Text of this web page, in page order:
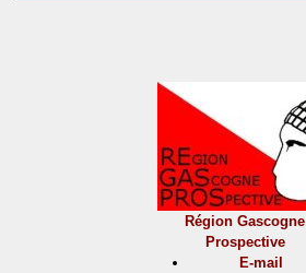
Région Gascogne
Prospective
E-mail